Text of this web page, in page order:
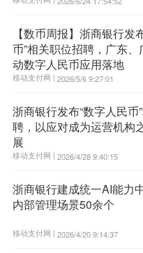
【数币周报】浙商银行发
币”相关职位招聘，广东
动数字人民币应用落地
移动支付网 | 2026/5/6 9:27:01
浙商银行发布“数字人民币
聘，以应对成为运营机构
展
移动支付网 | 2026/4/28 9:40:15
浙商银行建成统一AI能力
内部管理场景50余个
移动支付网 | 2026/4/20 9:14:37